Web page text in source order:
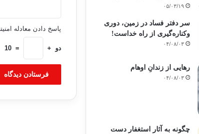
پاسخ دادن معادله
دو +
=
10
۰۵/۰۳/۱۹
سر دفتر فساد در زمین‌، دوری
وکناره‌گیری از راه خداست‌!
۰۴/۰۸/۰۳
رهایی از زندانِ اوهام
۰۴/۰۸/۰۳
چگونه به آثار استغفار دست